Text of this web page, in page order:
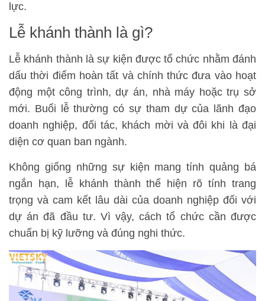
lực.
Lễ khánh thành là gì?
Lễ khánh thành là sự kiện được tổ chức nhằm đánh
dấu thời điểm hoàn tất và chính thức đưa vào hoạt
động một công trình, dự án, nhà máy hoặc trụ sở
mới. Buổi lễ thường có sự tham dự của lãnh đạo
doanh nghiệp, đối tác, khách mời và đôi khi là đại
diện cơ quan ban ngành.
Không giống những sự kiện mang tính quảng bá
ngắn hạn, lễ khánh thành thể hiện rõ tính trang
trọng và cam kết lâu dài của doanh nghiệp đối với
dự án đã đầu tư. Vì vậy, cách tổ chức cần được
chuẩn bị kỹ lưỡng và đúng nghi thức.